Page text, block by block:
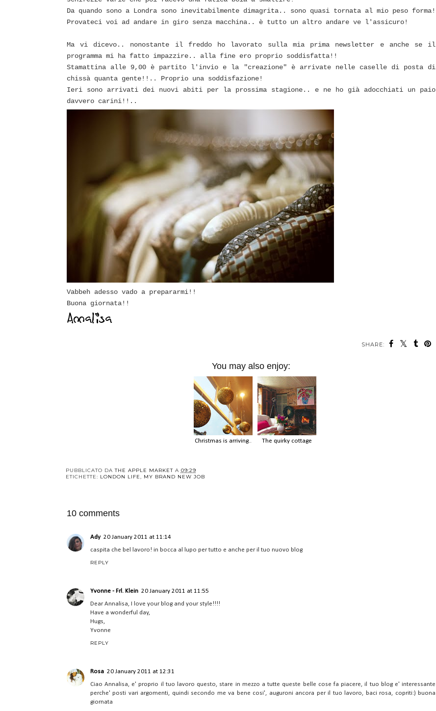
Da quando sono a Londra sono inevitabilmente dimagrita.. sono quasi tornata al mio peso forma!
Provateci voi ad andare in giro senza macchina.. è tutto un altro andare ve l'assicuro!
Ma vi dicevo.. nonostante il freddo ho lavorato sulla mia prima newsletter e anche se il
programma mi ha fatto impazzire.. alla fine ero proprio soddisfatta!!
Stamattina alle 9,00 è partito l'invio e la "creazione" è arrivate nelle caselle di posta di
chissà quanta gente!!.. Proprio una soddisfazione!
Ieri sono arrivati dei nuovi abiti per la prossima stagione.. e ne ho già adocchiati un paio
davvero carini!!..
Vabbeh adesso vado a prepararmi!!
Buona giornata!!
SHARE:
You may also enjoy:
Christmas is arriving.. The quirky cottage
PUBBLICATO DATHE APPLE MARKET A 09:29
ETICHETTE: LONDON LIFE, MY BRAND NEW JOB
10 comments
Ady 20 January 2011 at 11:14
caspita che bel lavoro! in bocca al lupo per tutto e anche per il tuo nuovo blog
REPLY
Yvonne - Frl. Klein 20 January 2011 at 11:55
Dear Annalisa, I love your blog and your style!!!!
Have a wonderful day,
Hugs,
Yvonne
REPLY
Rosa 20 January 2011 at 12:31
Ciao Annalisa, e' proprio il tuo lavoro questo, stare in mezzo a tutte queste belle cose fa piacere, il tuo blog e' interessante
perche' posti vari argomenti, quindi secondo me va bene cosi', auguroni ancora per il tuo lavoro, baci rosa, copriti:) buona
giornata